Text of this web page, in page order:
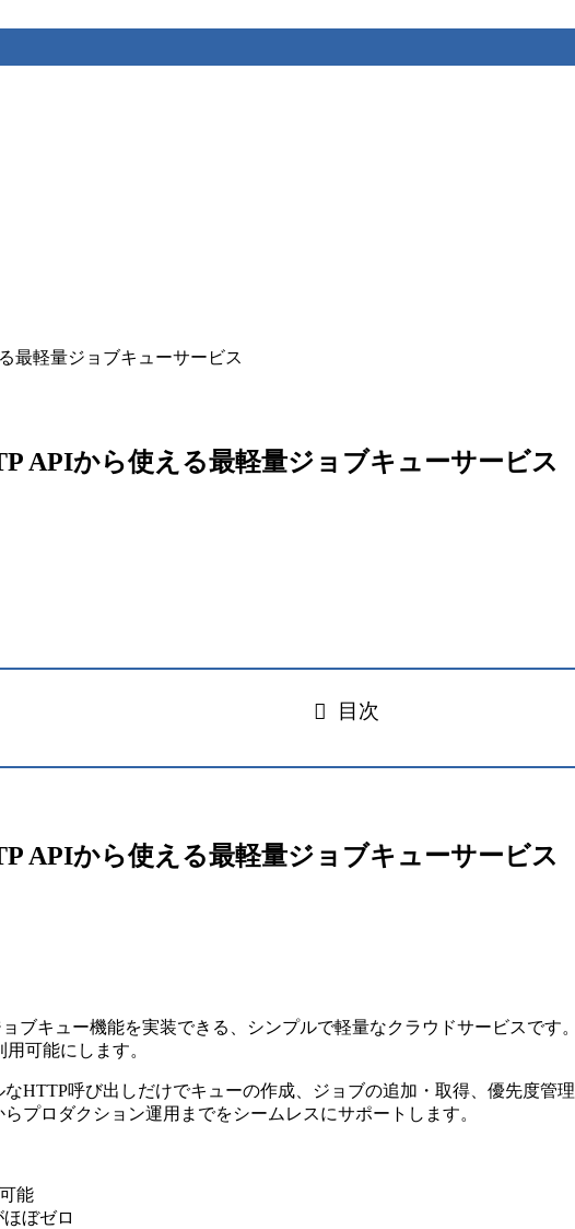
最軽量ジョブキューサービス
APIから使える最軽量ジョブキューサービス
目次
APIから使える最軽量ジョブキューサービス
ブキュー機能を実装できる、シンプルで軽量なクラウドサービスです
可能にします。
HTTP呼び出しだけでキューの作成、ジョブの追加・取得、優先度管
プロダクション運用までをシームレスにサポートします。
能
ぼゼロ